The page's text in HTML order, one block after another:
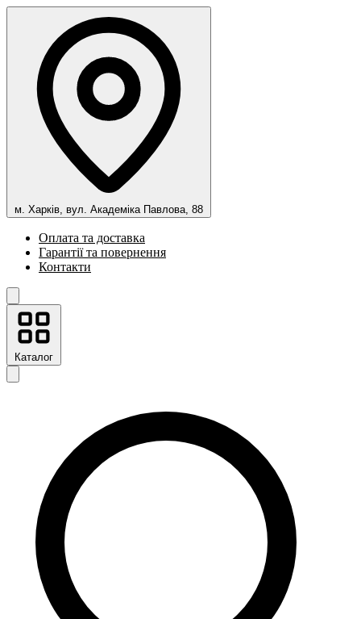
м. Харків, вул. Академіка Павлова, 88
Оплата та доставка
Гарантії та повернення
Контакти
Каталог